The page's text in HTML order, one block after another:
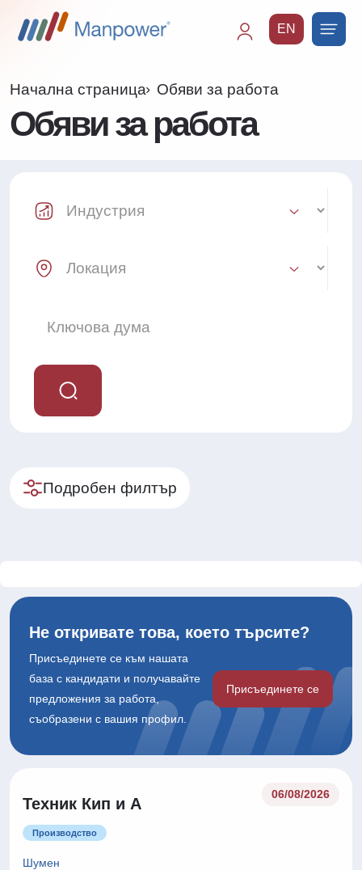
EN
Начална страница Обяви за работа
Обяви за работа
Industry Select
Location Select
Подробен филтър
Не откривате това, което търсите?
Присъединете се към нашата
база с кандидати и получавайте
предложения за работа,
съобразени с вашия профил.
Присъединете се
Техник Кип и А
06/08/2026
Производство
Шумен